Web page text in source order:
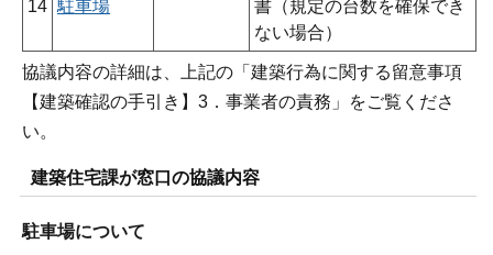
14 駐車場
書（規定の台数を確保でき
ない場合）
協議内容の詳細は、上記の「建築行為に関する留意事項
【建築確認の手引き】3．事業者の責務」をご覧くださ
い。
建築住宅課が窓口の協議内容
駐車場について